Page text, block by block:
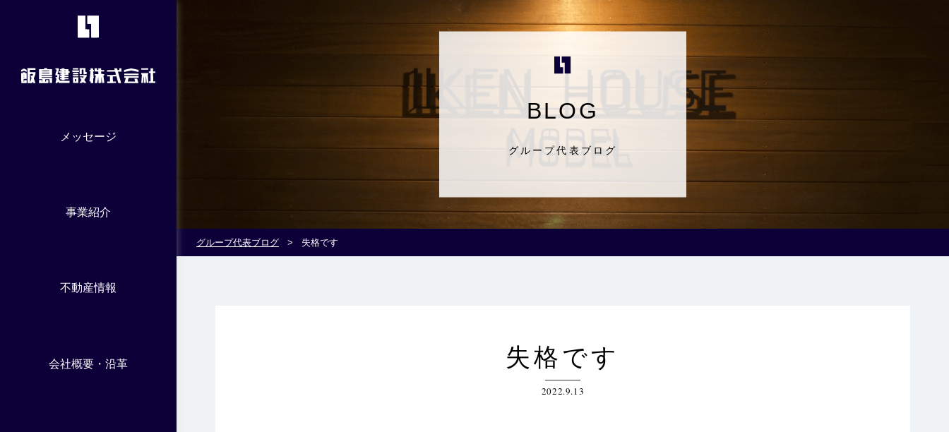
メッセージ
事業紹介
不動産情報
会社概要・沿革
BLOG
グループ代表ブログ
グループ代表ブログ > 失格です
失格です
2022.9.13